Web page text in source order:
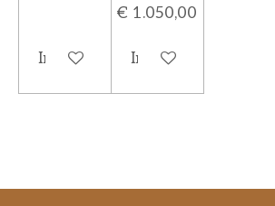
In winkelwagen
€ 1.050,00
In winkelwagen